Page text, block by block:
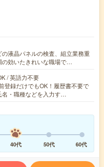
液晶パネルの検査、組立業務重
の効いたきれいな職場で…
/ 英語力不要
登録だけでもOK！履歴書不要で
・職種などを入力す…
40代 50代 60代